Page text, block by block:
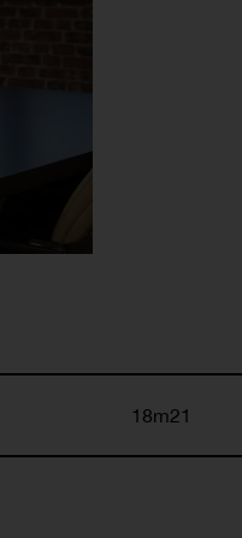
18m21